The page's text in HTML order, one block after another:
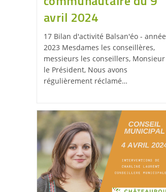
avril 2024
17 Bilan d'activité Balsan'éo - année
2023 Mesdames les conseillères,
messieurs les conseillers, Monsieur
le Président, Nous avons
régulièrement réclamé…